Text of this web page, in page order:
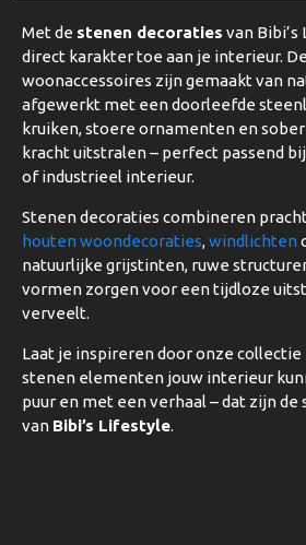
Met de stenen decoraties van
direct karakter toe aan je interieur.
woonaccessoires zijn gemaakt van
afgewerkt met een doorleefde
kruiken, stoere ornamenten en
kracht uitstralen – perfect passend
of industrieel interieur.
Stenen decoraties combineren
houten woondecoraties,windlichten
natuurlijke grijstinten, ruwe
vormen zorgen voor een tijdloze
verveelt.
Laat je inspireren door onze collectie
stenen elementen jouw interieur
puur en met een verhaal – dat zijn
van Bibi’s Lifestyle.